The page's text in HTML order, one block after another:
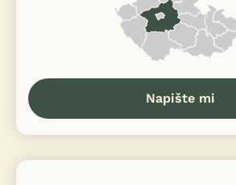
Napište mi